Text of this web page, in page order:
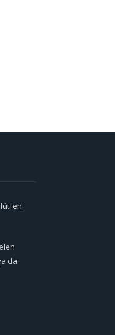
lütfen
da